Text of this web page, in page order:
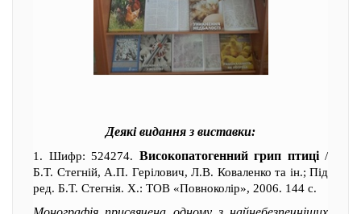
Деякі видання з виставки:
1. Шифр: 524274. Високопатогенний грип птиці/
Б.Т. Стегній, А.П. Герілович, Л.В. Коваленко та ін.; Під
ред. Б.Т. Стегнія. Х.: ТОВ «Повноколір», 2006. 144 с.